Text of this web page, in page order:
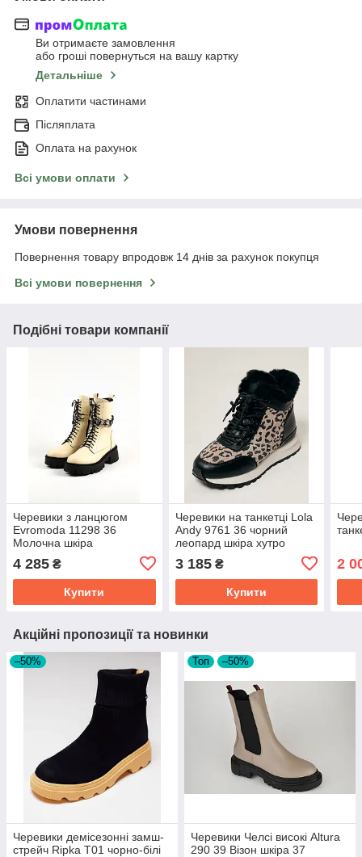
Ви отримаєте замовлення
або гроші повернуться на вашу картку
Детальніше
Оплатити частинами
Післяплата
Оплата на рахунок
Всі умови оплати
Умови повернення
Повернення товару впродовж 14 днів за рахунок покупця
Всі умови повернення
Подібні товари компанії
Черевики з ланцюгом
Evromoda 11298 36
Молочна шкіра
4 285 ₴
Купити
Черевики на танкетці Lola
Andy 9761 36 чорний
леопард шкіра хутро
3 185₴
Купити
2
Акційні пропозиції та новинки
–50%
Черевики демісезонні замш-
стрейч Ripka T01 чорно-білі
Топ –50%
Черевики Челсі високі Altura
290 39 Візон шкіра 37